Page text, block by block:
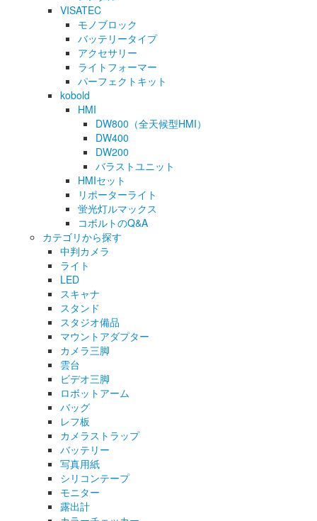
VISATEC
モノブロック
バッテリータイプ
アクセサリー
ライトフォーマー
パーフェクトキット
kobold
HMI
DW800（全天候型HMI）
DW400
DW200
バラストユニット
HMIセット
リポーターライト
蛍光灯ルマックス
コボルトのQ&A
カテゴリから探す
中判カメラ
ライト
LED
スキャナ
スタンド
スタジオ備品
マウントアダプター
カメラ三脚
雲台
ビデオ三脚
ロボットアーム
バッグ
レフ板
カメラストラップ
バッテリー
写真用紙
シリコンテープ
モニター
露出計